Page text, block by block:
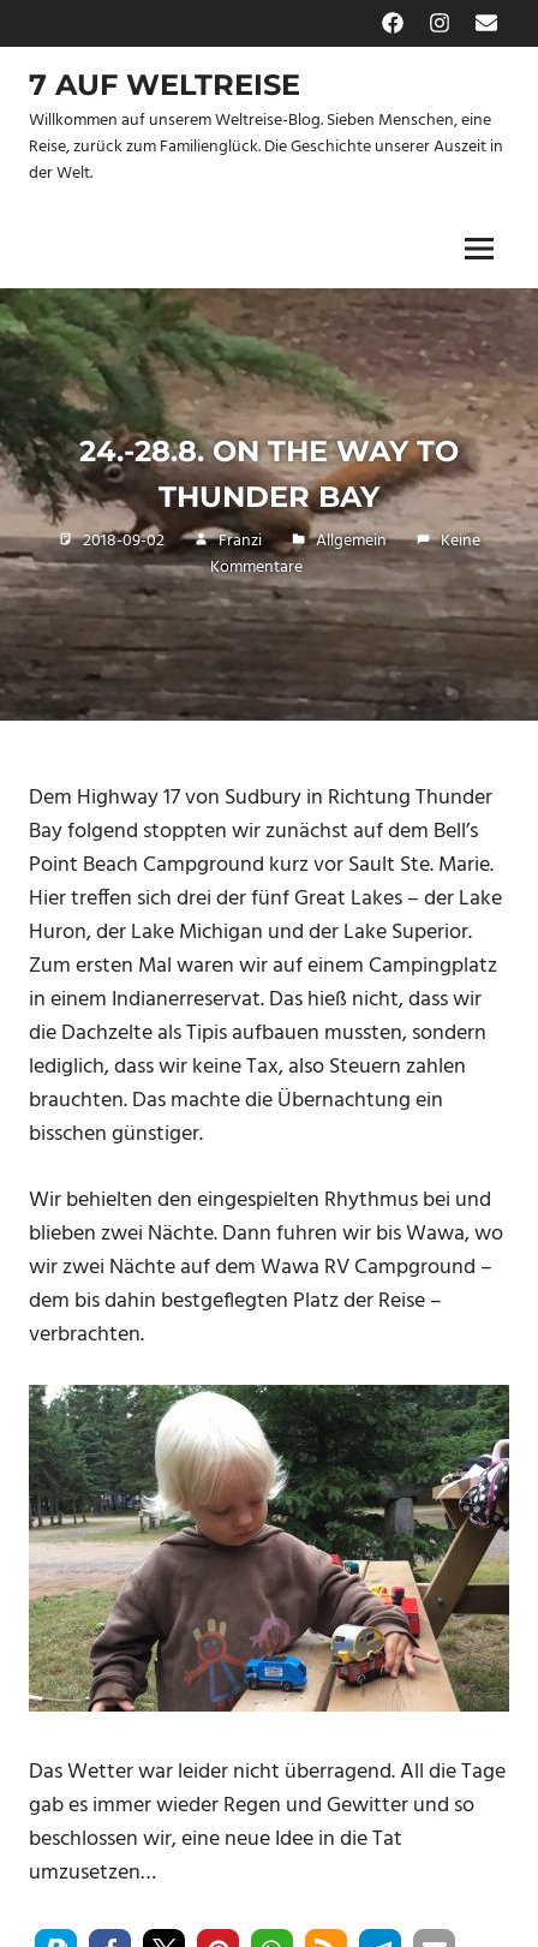
Inhalt
springen
FacebookInstagram
E-
Mail
7 AUF WELTREISE
Willkommen auf unserem Weltreise-Blog. Sieben Menschen, eine
Reise, zurück zum Familienglück. Die Geschichte unserer Auszeit in
der Welt.
Menu
24.-28.8. ON THE WAY TO
THUNDER BAY
2018-09-02 Franzi Allgemein
Keine
Kommentare
Dem Highway 17 von Sudbury in Richtung Thunder
Bay folgend stoppten wir zunächst auf dem Bell’s
Point Beach Campground kurz vor Sault Ste. Marie.
Hier treffen sich drei der fünf Great Lakes – der Lake
Huron, der Lake Michigan und der Lake Superior.
Zum ersten Mal waren wir auf einem Campingplatz
in einem Indianerreservat. Das hieß nicht, dass wir
die Dachzelte als Tipis aufbauen mussten, sondern
lediglich, dass wir keine Tax, also Steuern zahlen
brauchten. Das machte die Übernachtung ein
bisschen günstiger.
Wir behielten den eingespielten Rhythmus bei und
blieben zwei Nächte. Dann fuhren wir bis Wawa, wo
wir zwei Nächte auf dem Wawa RV Campground –
dem bis dahin bestgeflegten Platz der Reise –
verbrachten.
Das Wetter war leider nicht überragend. All die Tage
gab es immer wieder Regen und Gewitter und so
beschlossen wir, eine neue Idee in die Tat
umzusetzen…